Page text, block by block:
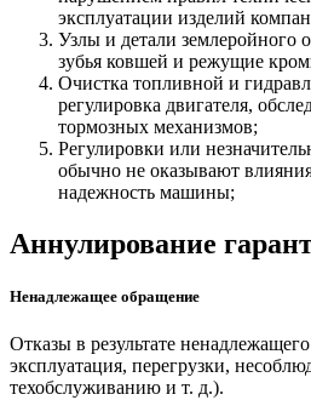
эксплуатации изделий
Узлы и детали землеройного
зубья ковшей и режущие
Очистка топливной и
регулировка двигателя,
тормозных механизмов;
Регулировки или
обычно не оказывают
надежность машины;
Аннулирование
Ненадлежащее обращение
Отказы в результате
эксплуатация, перегрузки,
техобслуживанию и т. д.).